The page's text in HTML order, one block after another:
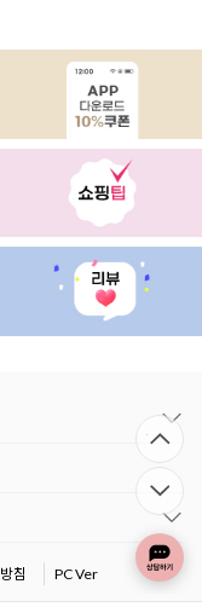
침 PC Ver